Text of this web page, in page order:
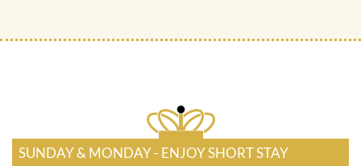
SUNDAY & MONDAY - ENJOY SHORT STAY